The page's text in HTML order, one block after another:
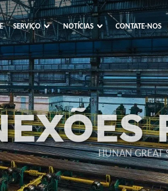
SERVIÇO NOTÍCIAS CONTATE-NOS
HUNAN GREAT